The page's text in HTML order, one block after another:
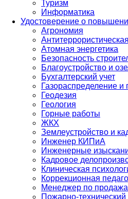
Туризм
Информатика
Удостоверение о
Агрономия
Атомная энергетика
Безопасность
Благоустройство и
Бухгалтерский учет
Газораспределение и
Геодезия
Геология
Горные работы
ЖКХ
Землеустройство и
Инженер КИПиА
Инженерные
Кадровое
Клиническая
Коррекционная
Менеджер по
Пожарно-